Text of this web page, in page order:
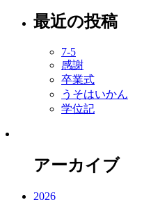
最近の投稿
7-5
感謝
卒業式
うそはいかん
学位記
アーカイブ
2026